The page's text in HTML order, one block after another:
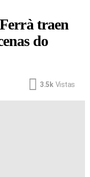
traen
do
3.5k Vistas